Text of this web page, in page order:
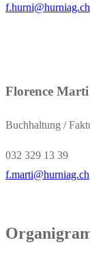
f.hurni@hurniag.ch
Florence Marti
Buchhaltung /
032 329 13 39
f.marti@hurniag.ch